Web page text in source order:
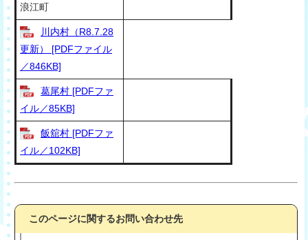
浪江町
川内村（R8.7.28
更新） [PDFファイル
／846KB]
葛尾村 [PDFファ
イル／85KB]
飯舘村 [PDFファ
イル／102KB]
このページに関するお問い合わせ先